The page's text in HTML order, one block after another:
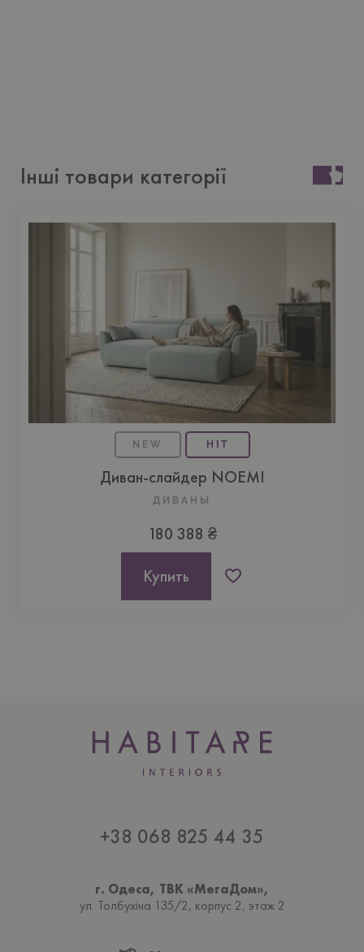
Інші товари категорії
NEW HIT
Диван-слайдер NOEMI
ДИВАНЫ
180 388 ₴
Купить
+38 068 825 44 35
г. Одеса, ТВК «МегаДом»,
ул. Толбухiна 135/2, корпус 2, этаж 2